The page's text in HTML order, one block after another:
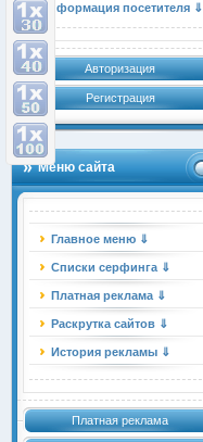
Информация посетителя ⇓
Авторизация
Регистрация
Меню сайта
Главное меню ⇓
Списки серфинга ⇓
Платная реклама ⇓
Раскрутка сайтов ⇓
История рекламы ⇓
Платная реклама